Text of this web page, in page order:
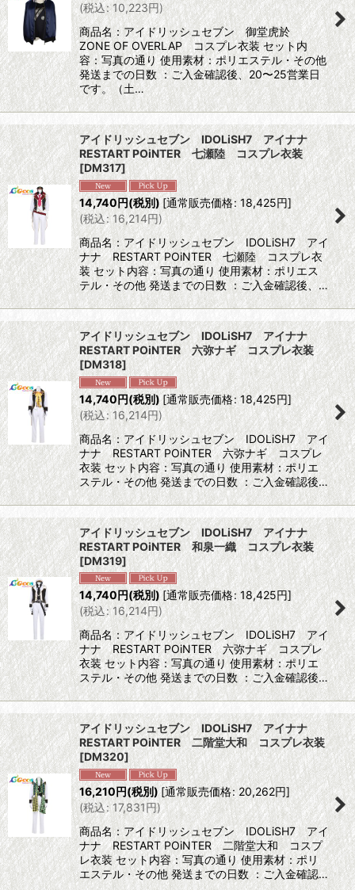
(税込: 10,223円)
商品名：アイドリッシュセブン 御堂虎於
ZONE OF OVERLAP コスプレ衣装 セット内
容：写真の通り 使用素材：ポリエステル・その他
発送までの日数 ：ご入金確認後、20〜25営業日
です。（土…
アイドリッシュセブン IDOLiSH7 アイナナ
RESTART POiNTER 七瀬陸 コスプレ衣装
[DM317]
14,740円(税別) [通常販売価格: 18,425円]
(税込: 16,214円)
商品名：アイドリッシュセブン IDOLiSH7 アイ
ナナ RESTART POiNTER 七瀬陸 コスプレ衣
装 セット内容：写真の通り 使用素材：ポリエス
テル・その他 発送までの日数 ：ご入金確認後、…
アイドリッシュセブン IDOLiSH7 アイナナ
RESTART POiNTER 六弥ナギ コスプレ衣装
[DM318]
14,740円(税別)[通常販売価格: 18,425円]
(税込: 16,214円)
商品名：アイドリッシュセブン IDOLiSH7 アイ
ナナ RESTART POiNTER 六弥ナギ コスプレ
衣装 セット内容：写真の通り 使用素材：ポリエ
ステル・その他 発送までの日数 ：ご入金確認後…
アイドリッシュセブン IDOLiSH7 アイナナ
RESTART POiNTER 和泉一織 コスプレ衣装
[DM319]
14,740円(税別)[通常販売価格: 18,425円]
(税込: 16,214円)
商品名：アイドリッシュセブン IDOLiSH7 アイ
ナナ RESTART POiNTER 六弥ナギ コスプレ
衣装 セット内容：写真の通り 使用素材：ポリエ
ステル・その他 発送までの日数 ：ご入金確認後…
アイドリッシュセブン IDOLiSH7 アイナナ
RESTART POiNTER 二階堂大和 コスプレ衣装
[DM320]
16,210円(税別) [通常販売価格: 20,262円]
(税込: 17,831円)
商品名：アイドリッシュセブン IDOLiSH7 アイ
ナナ RESTART POiNTER 二階堂大和 コスプ
レ衣装 セット内容：写真の通り 使用素材：ポリ
エステル・その他 発送までの日数 ：ご入金確認…